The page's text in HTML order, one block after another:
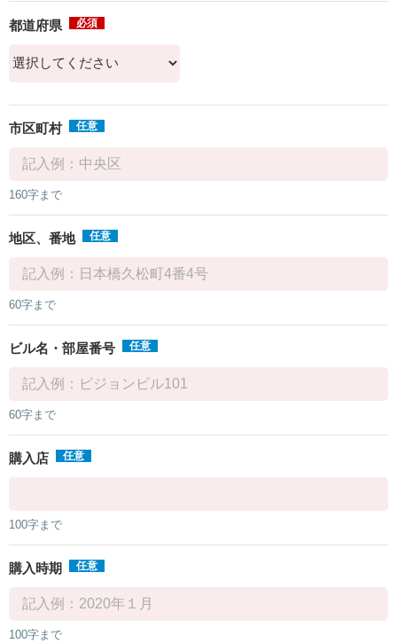
都道府県 必須
市区町村 任意
160字まで
地区、番地 任意
60字まで
ビル名・部屋番号 任意
60字まで
購入店 任意
100字まで
購入時期 任意
100字まで